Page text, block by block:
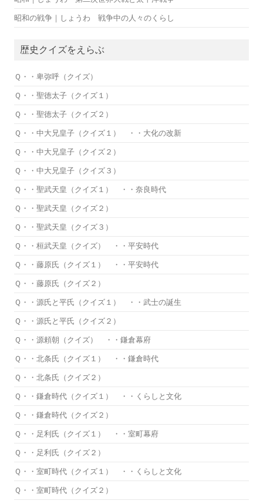
昭和の戦争｜しょうわ 戦争中の人々のくらし
歴史クイズをえらぶ
Ｑ・・卑弥呼（クイズ）
Ｑ・・聖徳太子（クイズ１）
Ｑ・・聖徳太子（クイズ２）
Ｑ・・中大兄皇子（クイズ１） ・・大化の改新
Ｑ・・中大兄皇子（クイズ２）
Ｑ・・中大兄皇子（クイズ３）
Ｑ・・聖武天皇（クイズ１） ・・奈良時代
Ｑ・・聖武天皇（クイズ２）
Ｑ・・聖武天皇（クイズ３）
Ｑ・・桓武天皇（クイズ） ・・平安時代
Ｑ・・藤原氏（クイズ１） ・・平安時代
Ｑ・・藤原氏（クイズ２）
Ｑ・・源氏と平氏（クイズ１） ・・武士の誕生
Ｑ・・源氏と平氏（クイズ２）
Ｑ・・源頼朝（クイズ） ・・鎌倉幕府
Ｑ・・北条氏（クイズ１） ・・鎌倉時代
Ｑ・・北条氏（クイズ２）
Ｑ・・鎌倉時代（クイズ１） ・・くらしと文化
Ｑ・・鎌倉時代（クイズ２）
Ｑ・・足利氏（クイズ１） ・・室町幕府
Ｑ・・足利氏（クイズ２）
Ｑ・・室町時代（クイズ１） ・・くらしと文化
Ｑ・・室町時代（クイズ２）